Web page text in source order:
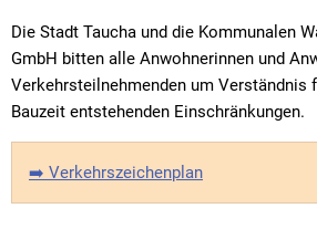
Die Stadt Taucha und die Kommunalen
GmbH bitten alle Anwohnerinnen und
Verkehrsteilnehmenden um Verständnis
Bauzeit entstehenden Einschränkungen.
➡️ Verkehrszeichenplan